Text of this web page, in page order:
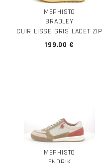
MEPHISTO
BRADLEY
CUIR LISSE GRIS LACET ZIP
199.00 €
MEPHISTO